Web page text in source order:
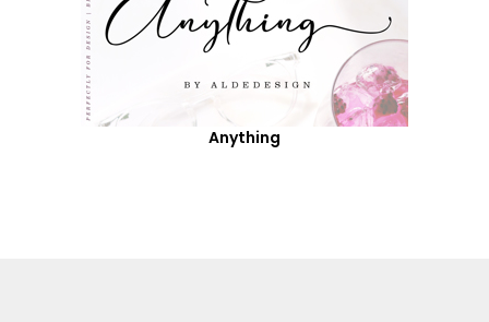
Anything